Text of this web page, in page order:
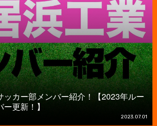
ッカー部メンバー紹介！【2023年ルー
更新！】
2023.07.01